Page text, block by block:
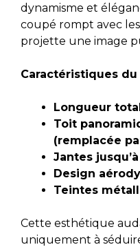
dynamisme et
coupé rompt avec
projette une image
Caractéristiques
Longueur
Toit
(remplacée
Jantes
Design
Teintes
Cette esthétique
uniquement à